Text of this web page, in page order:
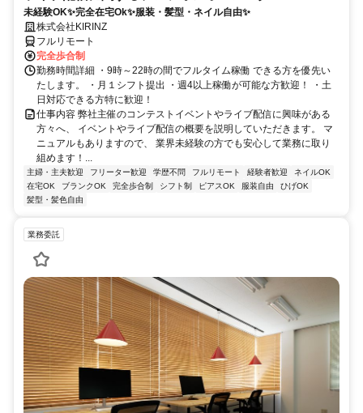
未経験OK✨完全在宅Ok✨服装・髪型・ネイル自由✨
株式会社KIRINZ
フルリモート
完全歩合制
勤務時間詳細 ・9時～22時の間でフルタイム稼働 できる方を優先い
たします。 ・月１シフト提出 ・週4以上稼働が可能な方歓迎！ ・土
日対応できる方特に歓迎！
仕事内容 弊社主催のコンテストイベントやライブ配信に興味がある
方々へ、 イベントやライブ配信の概要を説明していただきます。 マ
ニュアルもありますので、 業界未経験の方でも安心して業務に取り
組めます！...
主婦・主夫歓迎 フリーター歓迎 学歴不問 フルリモート 経験者歓迎
ネイルOK
在宅OK
ブランクOK 完全歩合制 シフト制 ピアスOK 服装自由
ひげOK
髪型・髪色自由
業務委託